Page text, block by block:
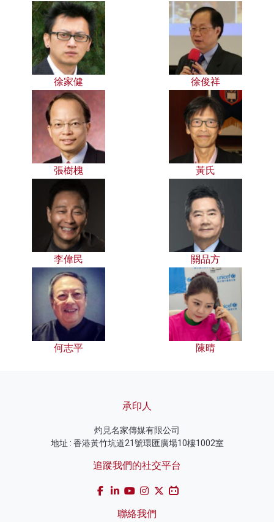
徐家健 徐俊祥
張樹槐 黃氏
李偉民 關品方
何志平 陳晴
承印人
灼見名家傳媒有限公司
地址 : 香港黃竹坑道21號環匯廣場10樓1002室
追蹤我們的社交平台
聯絡我們